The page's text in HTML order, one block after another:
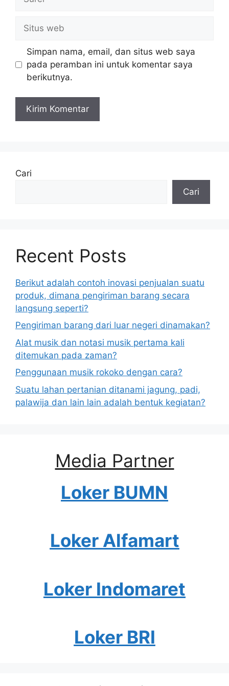
Situs
web
Simpan nama, email, dan situs web saya
pada peramban ini untuk komentar saya
berikutnya.
Cari
Cari
Recent Posts
Berikut adalah contoh inovasi penjualan suatu
produk, dimana pengiriman barang secara
langsung seperti?
Pengiriman barang dari luar negeri dinamakan?
Alat musik dan notasi musik pertama kali
ditemukan pada zaman?
Penggunaan musik rokoko dengan cara?
Suatu lahan pertanian ditanami jagung, padi,
palawija dan lain lain adalah bentuk kegiatan?
Media Partner
Loker BUMN
Loker Alfamart
Loker Indomaret
Loker BRI